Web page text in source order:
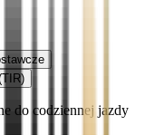
do codziennej jazdy